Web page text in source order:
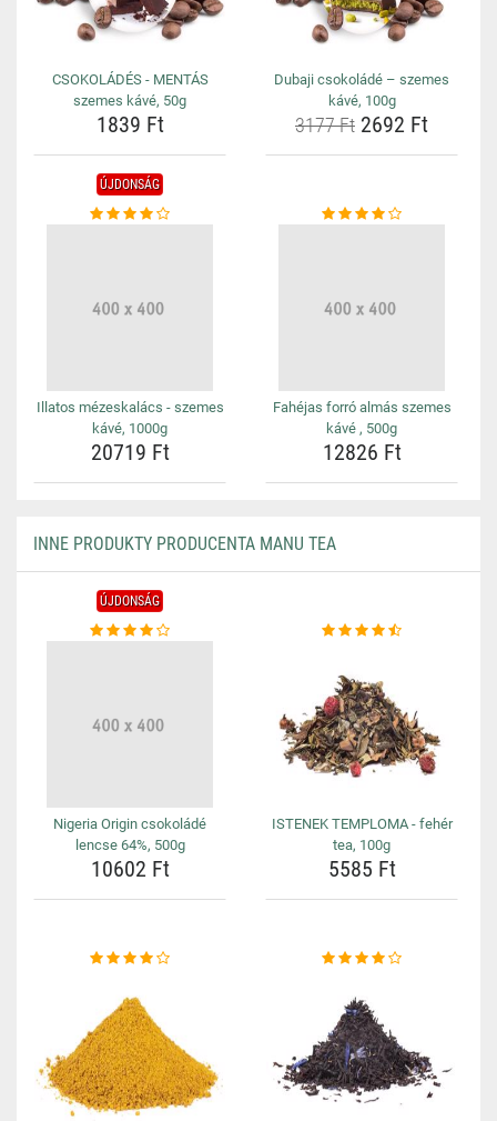
CSOKOLÁDÉS - MENTÁS
szemes kávé, 50g
1839 Ft
Dubaji csokoládé – szemes
kávé, 100g
3177 Ft 2692 Ft
ÚJDONSÁG
Illatos mézeskalács - szemes
kávé, 1000g
20719 Ft
Fahéjas forró almás szemes
kávé , 500g
12826 Ft
INNE PRODUKTY PRODUCENTA MANU TEA
ÚJDONSÁG
Nigeria Origin csokoládé
lencse 64%, 500g
10602 Ft
ISTENEK TEMPLOMA - fehér
tea, 100g
5585 Ft